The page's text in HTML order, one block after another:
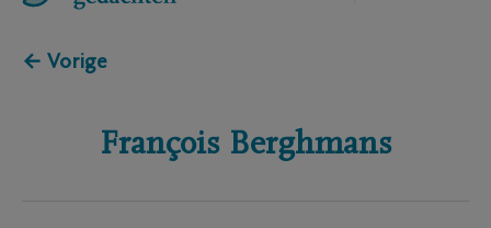
← Vorige
François Berghmans